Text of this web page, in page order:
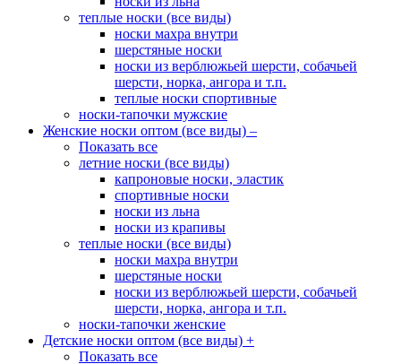
теплые носки (все виды)
носки махра внутри
шерстяные носки
носки из верблюжьей шерсти, собачьей
шерсти, норка, ангора и т.п.
теплые носки спортивные
носки-тапочки мужские
Женские носки оптом (все виды) –
Показать все
летние носки (все виды)
капроновые носки, эластик
спортивные носки
носки из льна
носки из крапивы
теплые носки (все виды)
носки махра внутри
шерстяные носки
носки из верблюжьей шерсти, собачьей
шерсти, норка, ангора и т.п.
носки-тапочки женские
Детские носки оптом (все виды) +
Показать все